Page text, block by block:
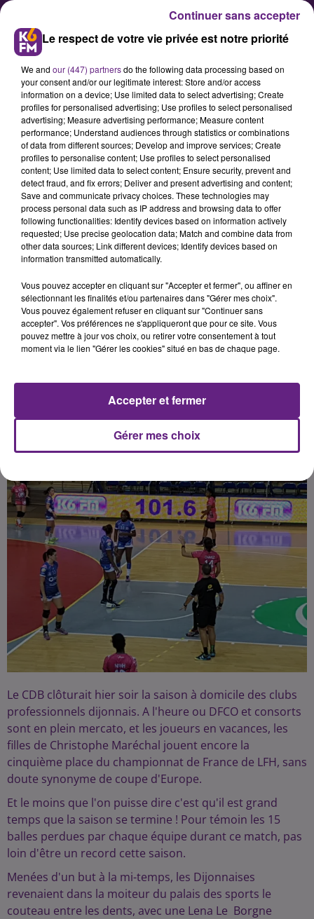
Handball Féminin LFH: Dijon se
fait chambrer au palais des
sports!
Le CDB clôturait hier soir la saison
à domicile des clubs professionnels
dijonnais. A l'heure ou DFCO et
les joueurs en vacances, les filles de
Christophe Maréchal jouent encore
la cinquième place du championnat
de France de LFH, sans doute
Publié : 1er juin 2017 à 6h52 par Franck Pelloux
Le CDB clôturait hier soir la saison à domicile des clubs
professionnels dijonnais. A l'heure ou DFCO et consorts
sont en plein mercato, et les joueurs en vacances, les
filles de Christophe Maréchal jouent encore la
cinquième place du championnat de France de LFH, sans
doute synonyme de coupe d'Europe.
Et le moins que l'on puisse dire c'est qu'il est grand
temps que la saison se termine ! Pour témoin les 15
balles perdues par chaque équipe durant ce match, pas
loin d'être un record cette saison.
Menées d'un but à la mi-temps, les Dijonnaises
revenaient dans la moiteur du palais des sports le
couteau entre les dents, avec une Lena Le Borgne
Le respect de votre vie privée est notre priorité
We and our (447) partnersdo the following data processing based on
your consent and/or our legitimate interest: Store and/or access
information on a device; Use limited data to select advertising; Create
profiles for personalised advertising; Use profiles to select personalised
advertising; Measure advertising performance; Measure content
performance; Understand audiences through statistics or combinations
of data from different sources; Develop and improve services; Create
profiles to personalise content; Use profiles to select personalised
content; Use limited data to select content; Ensure security, prevent and
detect fraud, and fix errors; Deliver and present advertising and content;
Save and communicate privacy choices. These technologies may
process personal data such as IP address and browsing data to offer
following functionalities: Identify devices based on information actively
requested; Use precise geolocation data; Match and combine data from
other data sources; Link different devices; Identify devices based on
information transmitted automatically.
Vous pouvez accepter en cliquant sur "Accepter et fermer", ou affiner en
sélectionnant les finalités et/ou partenaires dans "Gérer mes choix".
Vous pouvez également refuser en cliquant sur "Continuer sans
accepter". Vos préférences ne s'appliqueront que pour ce site. Vous
pouvez mettre à jour vos choix, ou retirer votre consentement à tout
moment via le lien "Gérer les cookies" situé en bas de chaque page.
Gérer mes choix
Accepter et fermer
Continuer sans accepter